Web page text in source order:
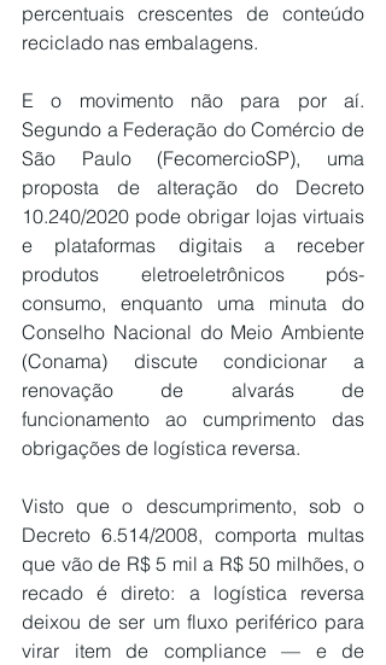
percentuais crescentes de conteúdo
reciclado nas embalagens.
E o movimento não para por aí.
Segundo a Federação do Comércio de
São Paulo (FecomercioSP), uma
proposta de alteração do Decreto
10.240/2020 pode obrigar lojas virtuais
e plataformas digitais a receber
produtos eletroeletrônicos pós-
consumo, enquanto uma minuta do
Conselho Nacional do Meio Ambiente
(Conama) discute condicionar a
renovação de alvarás de
funcionamento ao cumprimento das
obrigações de logística reversa.
Visto que o descumprimento, sob o
Decreto 6.514/2008, comporta multas
que vão de R$ 5 mil a R$ 50 milhões, o
recado é direto: a logística reversa
deixou de ser um fluxo periférico para
virar item de compliance — e de